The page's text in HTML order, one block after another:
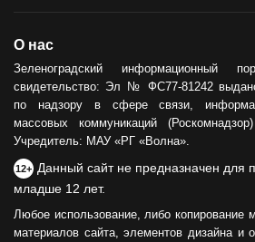
О нас
Зеленоградский информационный
свидетельство: Эл № ФС77-81242
по надзору в сфере связи,
массовых коммуникаций
Учредитель: МАУ «РГ «Волна».
12+ Данный сайт не предназначен для
младше 12 лет.
Любое использование, либо копирование
материалов сайта, элементов дизайна и